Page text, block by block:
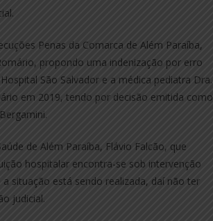
Penas da Comarca de Além Paraíba,
propondo uma indenização por erro
São Salvador e a médica pediatra Dra.
em 2019, tendo por decisão emitida como
de Além Paraíba, Flávio Falcão, que
hospitalar encontra-se sob intervenção
situação está sendo realizada, daí não ter
judicial.